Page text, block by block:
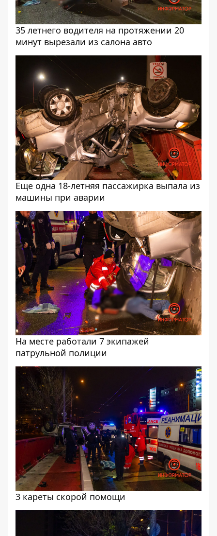
35 летнего водителя на протяжении 20
минут вырезали из салона авто
Еще одна 18-летняя пассажирка выпала из
машины при аварии
На месте работали 7 экипажей
патрульной полиции
3 кареты скорой помощи